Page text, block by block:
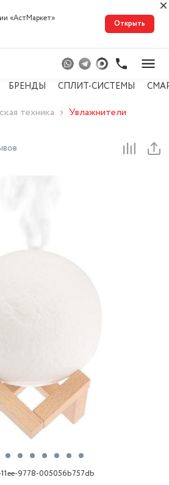
«АстМарке‪т‬»
Открыть
БРЕНДЫ СПЛИТ-СИСТЕМЫ
техника Увлажнители
9778-005056b757db